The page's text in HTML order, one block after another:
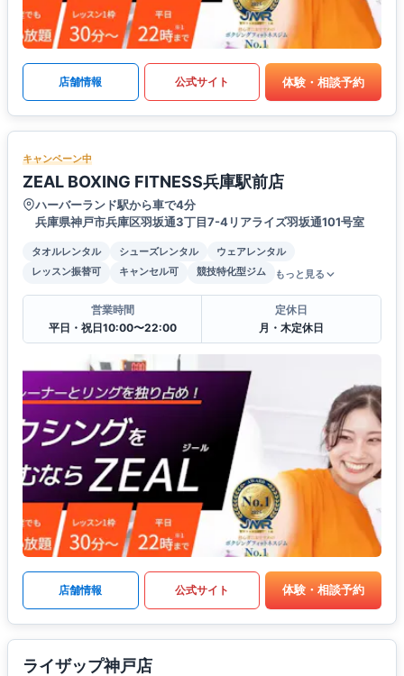
店舗情報 公式サイト 体験・相談予約
キャンペーン中
ZEAL BOXING FITNESS兵庫駅前店
ハーバーランド駅から車で4分
兵庫県神戸市兵庫区羽坂通3丁目7-4リアライズ羽坂通101号室
タオルレンタル シューズレンタル
ウェアレンタル
レッスン振替可
キャンセル可 競技特化型ジム もっと見る
営業時間
平日・祝日10:00〜22:00
定休日
月・木定休日
店舗情報 公式サイト 体験・相談予約
ライザップ神戸店